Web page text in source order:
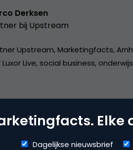
Derksen
bij Upstream
Upstream, Marketingfacts,
Luxor Live, social business,
Contentmarketing & Storytelling
Elke
Dagelijkse nieuwsbrief